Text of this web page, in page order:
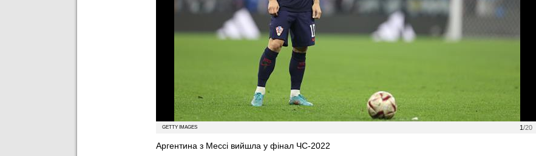
1/20
GETTY IMAGES
Аргентина з Мессі вийшла у фінал ЧС-2022